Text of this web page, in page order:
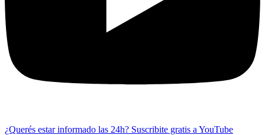
¿Querés estar informado las 24h? Suscribite gratis a YouTube